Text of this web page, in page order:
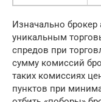
Изначально
уникальным
спредов при
сумму комиссий
таких комиссиях
пунктов при